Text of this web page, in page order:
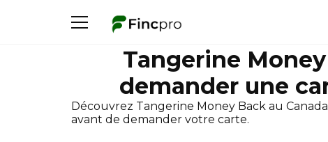
Tangerine
demander une
Découvrez Tangerine Money Back au
avant de demander votre carte.